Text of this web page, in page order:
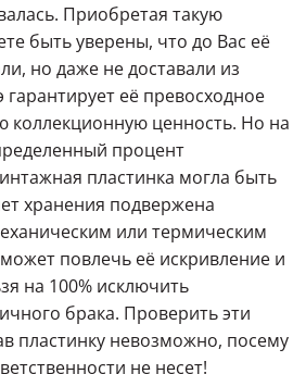
Приобретая такую
быть уверены, что до Вас её
но даже не доставали из
гарантирует её превосходное
коллекционную ценность. Но на
процент
пластинка могла быть
хранения подвержена
или термическим
повлечь её искривление и
на 100% исключить
брака. Проверить эти
пластинку невозможно, посему
не несет!